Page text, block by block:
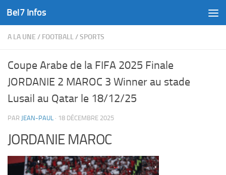
Skip to content
Bel7 Infos
A LA UNE / FOOTBALL/SPORTS
Coupe Arabe de la FIFA 2025 Finale
JORDANIE 2 MAROC 3 Winner au stade
Lusail au Qatar le 18/12/25
PAR JEAN-PAUL · 18 DÉCEMBRE 2025
JORDANIE MAROC